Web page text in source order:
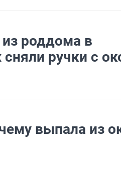
роддома в
ручки с
выпала из